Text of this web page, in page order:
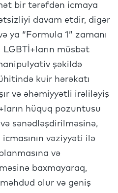
bir tərəfdən icmaya
davam etdir, digər
ya “Formula 1” zamanı
LGBTİ+ların müsbət
şəkildə
kuir hərəkatı
və əhəmiyyətli irəliləyiş
hüquq pozuntusu
sənədləşdirilməsinə,
vəziyyəti ilə
və
baxmayaraq,
olur və geniş